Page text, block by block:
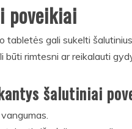
poveikiai
tabletės gali sukelti
būti rimtesni ar reikalauti
šalutiniai